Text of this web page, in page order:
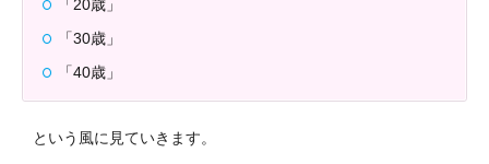
「20歳」
「30歳」
「40歳」
という風に見ていきます。